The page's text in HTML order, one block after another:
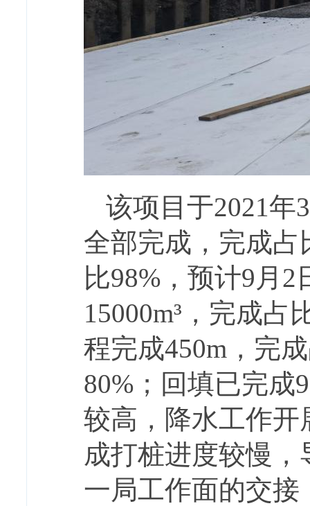
该项目于2021年
全部完成，完成占
比98%，预计9月
15000m³，完成占
程完成450m， 完
80%；回填已完成
较高，降水工作
成打桩进度较慢
一局工作面的交